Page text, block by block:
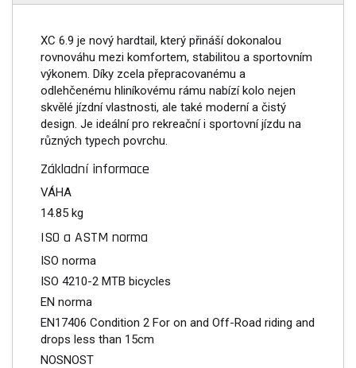
XC 6.9 je nový hardtail, který přináší dokonalou
rovnováhu mezi komfortem, stabilitou a sportovním
výkonem. Díky zcela přepracovanému a
odlehčenému hliníkovému rámu nabízí kolo nejen
skvělé jízdní vlastnosti, ale také moderní a čistý
design. Je ideální pro rekreační i sportovní jízdu na
různých typech povrchu.
Základní informace
VÁHA
14.85 kg
ISO a ASTM norma
ISO norma
ISO 4210-2 MTB bicycles
EN norma
EN17406 Condition 2 For on and Off-Road riding and
drops less than 15cm
NOSNOST